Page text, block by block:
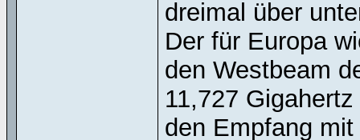
dreimal über
Der für Europa
den Westbeam
11,727
den Empfang